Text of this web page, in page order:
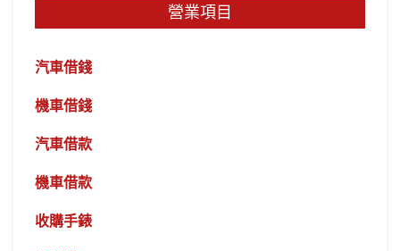
營業項目
汽車借錢
機車借錢
汽車借款
機車借款
收購手錶